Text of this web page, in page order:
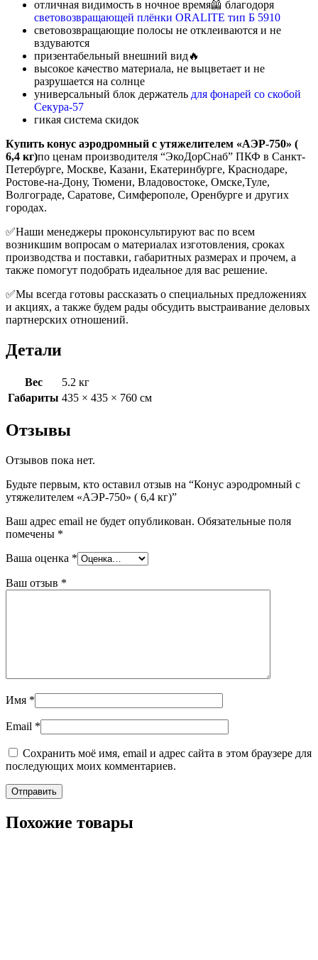
отличная видимость в ночное время🦺 благодоря
световозвращающей плёнки ORALITE тип Б 5910
световозвращающие полосы не отклеиваются и не
вздуваются
призентабельный внешний вид🔥
высокое качество материала, не выцветает и не
разрушается на солнце
универсальный блок держатель для фонарей со скобой
Секура-57
гикая система скидок
Купить конус аэродромный с утяжелителем «АЭР-750» (
6,4 кг)по ценам производителя “ЭкоДорСнаб” ПКФ в Санкт-
Петербурге, Москве, Казани, Екатеринбурге, Краснодаре,
Ростове-на-Дону, Тюмени, Владовостоке, Омске,Туле,
Волгограде, Саратове, Симферополе, Оренбурге и других
городах.
✅Наши менеджеры проконсультируют вас по всем
возникшим вопросам о материалах изготовления, сроках
производства и поставки, габаритных размерах и прочем, а
также помогут подобрать идеальное для вас решение.
✅Мы всегда готовы рассказать о специальных предложениях
и акциях, а также будем рады обсудить выстраивание деловых
партнерских отношений.
Детали
Вес
5.2 кг
Габариты 435 × 435 × 760 см
Отзывы
Отзывов пока нет.
Будьте первым, кто оставил отзыв на “Конус аэродромный с
утяжелителем «АЭР-750» ( 6,4 кг)”
Ваш адрес email не будет опубликован. Обязательные поля
помечены *
Ваша оценка *
Ваш отзыв *
Имя *
Email *
Сохранить моё имя, email и адрес сайта в этом браузере для
последующих моих комментариев.
Похожие товары